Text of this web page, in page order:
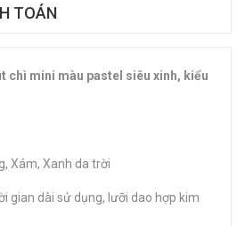
TOÁN
chì mini màu pastel siêu xinh, kiểu
Xám, Xanh da trời
gian dài sử dụng, lưỡi dao hợp kim